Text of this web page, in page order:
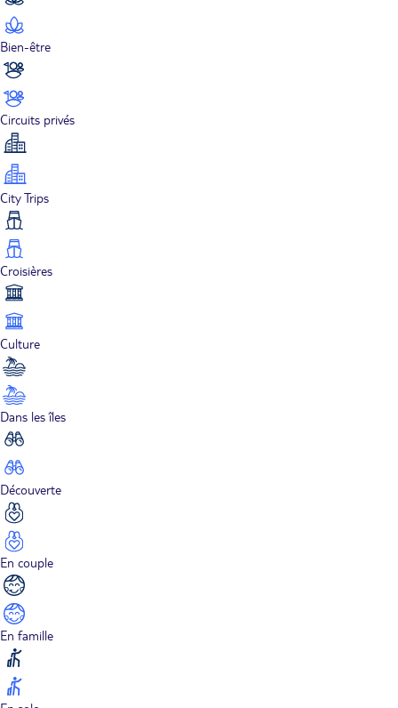
Bien-être
Circuits privés
City Trips
Croisières
Culture
Dans les îles
Découverte
En couple
En famille